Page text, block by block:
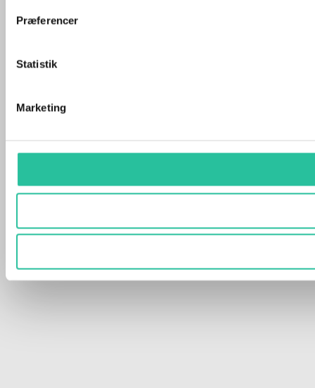
Præferencer
Statistik
Marketing